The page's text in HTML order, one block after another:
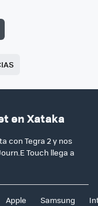
en Xataka
con Tegra 2 y nos
Touch llega a
Apple Samsung